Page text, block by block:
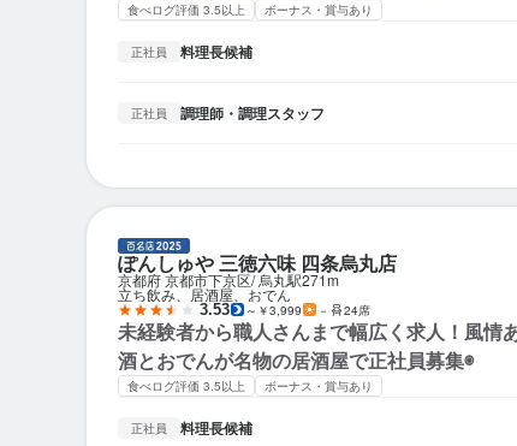
食べログ評価 3.5以上 ボーナス・賞与あり
正社員 料理長候補
正社員 調理師・調理スタッフ
ぽんしゅや 三徳六味 四条烏丸店
京都府 京都市下京区 烏丸駅271m
立ち飲み、居酒屋、おでん
3.53 ～￥3,999 － 24席
未経験者から職人さんまで幅広く求人！風情
酒とおでんが名物の居酒屋で正社員募集◉
食べログ評価 3.5以上 ボーナス・賞与あり
正社員 料理長候補